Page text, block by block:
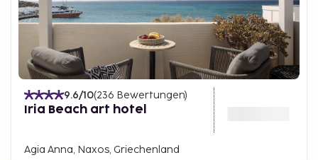
Sonne über der Ägäis untergeht. Für ein intimeres
Erlebnis empfiehlt sich der Strand von Aliko,
umgeben von Zedern und Felsformationen.
Beenden Sie den Tag mit einem romantischen
Abendessen in einer Taverne.
Wandern und Naturerlebnisse
Naxos ist ein Traumziel für Wanderbegeisterte. Die
populärste Route führt zum Mt. Zas, dem höchsten
9.6/10(236 Bewertungen)
Iria Beach art hotel
Agia Anna, Naxos, Griechenland